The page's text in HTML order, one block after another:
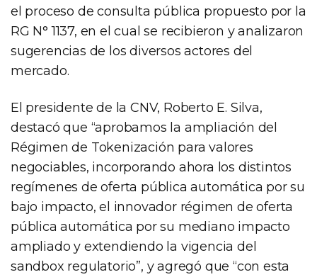
el proceso de consulta pública propuesto por la
RG N° 1137, en el cual se recibieron y analizaron
sugerencias de los diversos actores del
mercado.
El presidente de la CNV, Roberto E. Silva,
destacó que “aprobamos la ampliación del
Régimen de Tokenización para valores
negociables, incorporando ahora los distintos
regímenes de oferta pública automática por su
bajo impacto, el innovador régimen de oferta
pública automática por su mediano impacto
ampliado y extendiendo la vigencia del
sandbox regulatorio”, y agregó que “con esta